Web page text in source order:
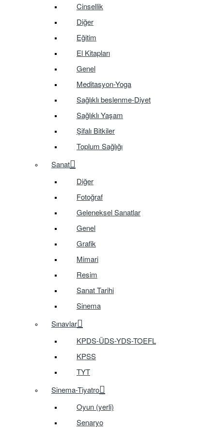
Cinsellik
Diğer
Eğitim
El Kitapları
Genel
Meditasyon-Yoga
Sağlıklı beslenme-Diyet
Sağlıklı Yaşam
Şifalı Bitkiler
Toplum Sağlığı
Sanat
Diğer
Fotoğraf
Geleneksel Sanatlar
Genel
Grafik
Mimari
Resim
Sanat Tarihi
Sinema
Sınavlar
KPDS-ÜDS-YDS-TOEFL
KPSS
TYT
Sinema-Tiyatro
Oyun (yerli)
Senaryo